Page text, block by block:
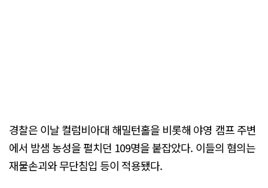
경찰은 이날 컬럼비아대 해밀턴홀을 비롯해 야영 캠프 주변
에서 밤샘 농성을 펼치던 109명을 붙잡았다. 이들의 혐의는
재물손괴와 무단침입 등이 적용됐다.